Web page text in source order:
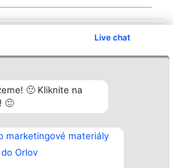
Live chat
🙂 Kliknite na
🙂
marketingové materiály
Orlov
údajov
Kontakt